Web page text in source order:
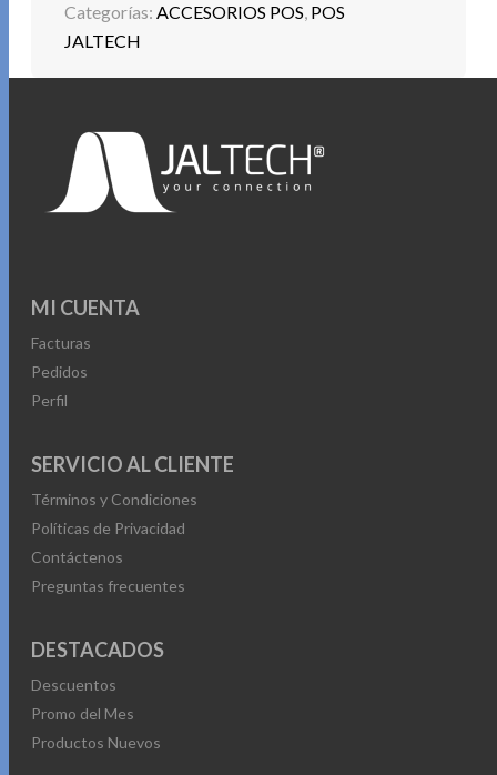
Categorías:ACCESORIOS POS, POS
JALTECH
MI CUENTA
Facturas
Pedidos
Perfil
SERVICIO AL CLIENTE
Términos y Condiciones
Políticas de Privacidad
Contáctenos
Preguntas frecuentes
DESTACADOS
Descuentos
Promo del Mes
Productos Nuevos